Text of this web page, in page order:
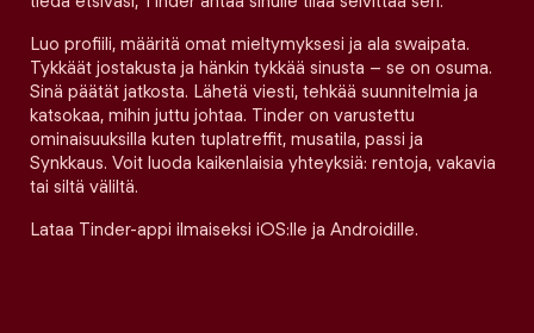
Luo profiili, määritä omat mieltymyksesi ja ala swaipata.
Tykkäät jostakusta ja hänkin tykkää sinusta – se on osuma.
Sinä päätät jatkosta. Lähetä viesti, tehkää suunnitelmia ja
katsokaa, mihin juttu johtaa. Tinder on varustettu
ominaisuuksilla kuten tuplatreffit, musatila, passi ja
Synkkaus. Voit luoda kaikenlaisia yhteyksiä: rentoja, vakavia
tai siltä väliltä.
Lataa Tinder-appi ilmaiseksi iOS:lle ja Androidille.